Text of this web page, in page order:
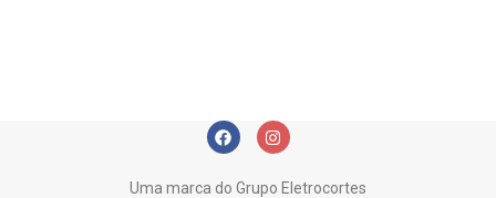
Kitchen
Suspendisse quam at vestibulum
Uma marca do Grupo Eletrocortes